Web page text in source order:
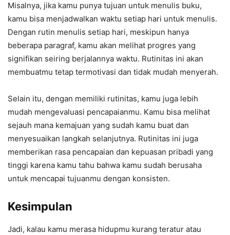
Misalnya, jika kamu punya tujuan untuk menulis buku,
kamu bisa menjadwalkan waktu setiap hari untuk menulis.
Dengan rutin menulis setiap hari, meskipun hanya
beberapa paragraf, kamu akan melihat progres yang
signifikan seiring berjalannya waktu. Rutinitas ini akan
membuatmu tetap termotivasi dan tidak mudah menyerah.
Selain itu, dengan memiliki rutinitas, kamu juga lebih
mudah mengevaluasi pencapaianmu. Kamu bisa melihat
sejauh mana kemajuan yang sudah kamu buat dan
menyesuaikan langkah selanjutnya. Rutinitas ini juga
memberikan rasa pencapaian dan kepuasan pribadi yang
tinggi karena kamu tahu bahwa kamu sudah berusaha
untuk mencapai tujuanmu dengan konsisten.
Kesimpulan
Jadi, kalau kamu merasa hidupmu kurang teratur atau